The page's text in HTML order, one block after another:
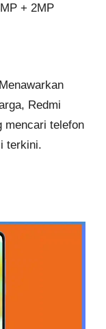
+ 2MP
Menawarkan
Redmi
mencari telefon
terkini.